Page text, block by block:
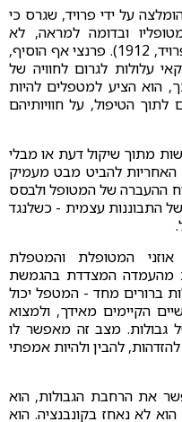
על ידי פרויד, שגרס כי
ובדומה למראה, לא
להראות דבר זולת מה שמראים לו" (פרויד, 1912). פרנצי אף הוסיף,
עלולות לגרום לחוויה של
הוא הציע למטפלים להיות
הטיפול, על חוויותיהם
מתוך שיקול דעת או מבלי
להביט מבט מעמיק
ההעברה של המטופל ולבסס
התבוננות עצמית - כשלנגד
המטופלת והמטפלת
מהעמדה המצדדת בהגמשת
ברורים מחד - המטפל יכול
הקיימים מאידך, ולמצוא
גבולות. מצב זה מאפשר לו
להבין ולהיות אמפתי
את הרחבת הגבולות, הוא
לא נאחז בקונבנציה. הוא